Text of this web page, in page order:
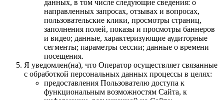
данных, в том числе следующие сведения: о
направленных запросах, отзывах и вопросах,
пользовательские клики, просмотры страниц,
заполнения полей, показы и просмотры баннеров
и видео; данные, характеризующие аудиторные
сегменты; параметры сессии; данные о времени
посещения.
Я уведомлен(на), что Оператор осуществляет связанные
с обработкой персональных данных процессы в целях:
предоставления Пользователю доступа к
функциональным возможностям Сайта, к